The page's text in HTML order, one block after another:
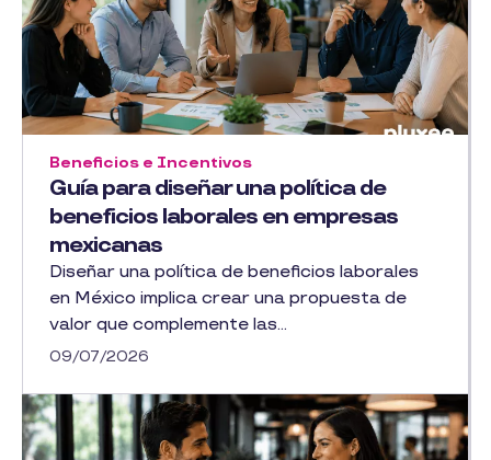
Guía para diseñar una política de
beneficios laborales en empresas
mexicanas
Beneficios e Incentivos
Diseñar una política de beneficios laborales
en México implica crear una propuesta de
valor que complemente las...
09/07/2026